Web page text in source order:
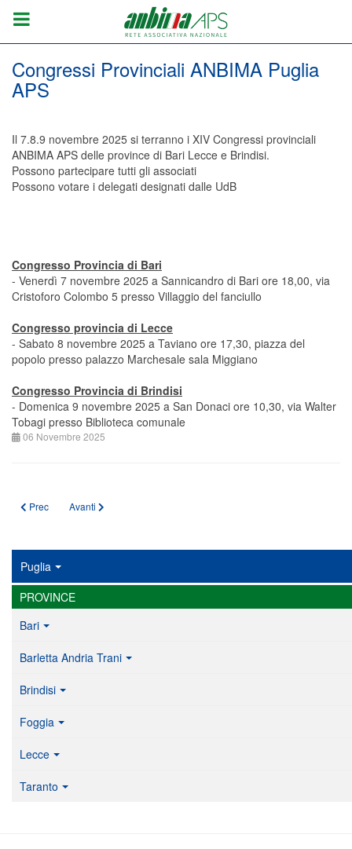
Congressi Provinciali ANBIMA Puglia
APS
Il 7.8.9 novembre 2025 si terranno i XIV Congressi provinciali
ANBIMA APS delle province di Bari Lecce e Brindisi.
Possono partecipare tutti gli associati
Possono votare i delegati designati dalle UdB
Congresso Provincia di Bari
- Venerdì 7 novembre 2025 a Sannicandro di Bari ore 18,00, via
Cristoforo Colombo 5 presso Villaggio del fanciullo
Congresso provincia di Lecce
- Sabato 8 novembre 2025 a Taviano ore 17,30, piazza del
popolo presso palazzo Marchesale sala Miggiano
Congresso Provincia di Brindisi
- Domenica 9 novembre 2025 a San Donaci ore 10,30, via Walter
Tobagi presso Biblioteca comunale
06 Novembre 2025
Articolo precedente: Adempimenti per la gestione di un'Associazione
Prec Articolo successivo: Adempimenti e opportunità per le
Avanti
Puglia
PROVINCE
Bari
Barletta Andria Trani
Brindisi
Foggia
Lecce
Taranto